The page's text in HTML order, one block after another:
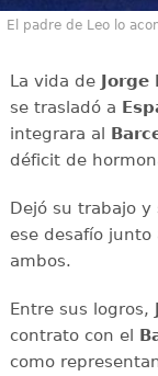
El padre de Leo lo
La vida de Jorge
se trasladó a
integrara al
déficit de
Dejó su trabajo y
ese desafío junto
ambos.
Entre sus logros,
contrato con el
como